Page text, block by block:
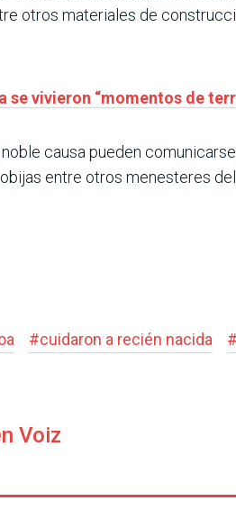
otros materiales de
se vivieron “momentos de
causa pueden
entre otros menesteres
#cuidaron a recién nacida #
Voiz